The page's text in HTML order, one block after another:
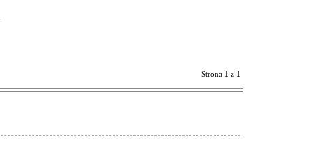
Strona 1 z 1